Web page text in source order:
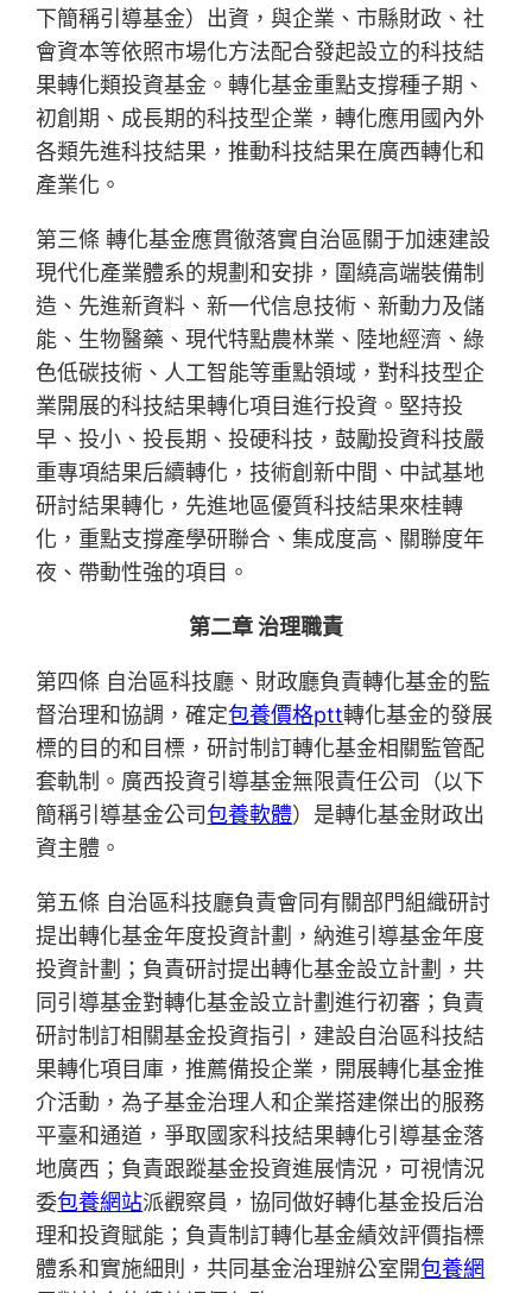
下簡稱引導基金）出資，與企業、市縣財政、社
會資本等依照市場化方法配合發起設立的科技結
果轉化類投資基金。轉化基金重點支撐種子期、
初創期、成長期的科技型企業，轉化應用國內外
各類先進科技結果，推動科技結果在廣西轉化和
產業化。
第三條 轉化基金應貫徹落實自治區關于加速建設
現代化產業體系的規劃和安排，圍繞高端裝備制
造、先進新資料、新一代信息技術、新動力及儲
能、生物醫藥、現代特點農林業、陸地經濟、綠
色低碳技術、人工智能等重點領域，對科技型企
業開展的科技結果轉化項目進行投資。堅持投
早、投小、投長期、投硬科技，鼓勵投資科技嚴
重專項結果后續轉化，技術創新中間、中試基地
研討結果轉化，先進地區優質科技結果來桂轉
化，重點支撐產學研聯合、集成度高、關聯度年
夜、帶動性強的項目。
第二章 治理職責
第四條 自治區科技廳、財政廳負責轉化基金的監
督治理和協調，確定包養價格ptt轉化基金的發展
標的目的和目標，研討制訂轉化基金相關監管配
套軌制。廣西投資引導基金無限責任公司（以下
簡稱引導基金公司包養軟體）是轉化基金財政出
資主體。
第五條 自治區科技廳負責會同有關部門組織研討
提出轉化基金年度投資計劃，納進引導基金年度
投資計劃；負責研討提出轉化基金設立計劃，共
同引導基金對轉化基金設立計劃進行初審；負責
研討制訂相關基金投資指引，建設自治區科技結
果轉化項目庫，推薦備投企業，開展轉化基金推
介活動，為子基金治理人和企業搭建傑出的服務
平臺和通道，爭取國家科技結果轉化引導基金落
地廣西；負責跟蹤基金投資進展情況，可視情況
委包養網站派觀察員，協同做好轉化基金投后治
理和投資賦能；負責制訂轉化基金績效評價指標
體系和實施細則，共同基金治理辦公室開包養網